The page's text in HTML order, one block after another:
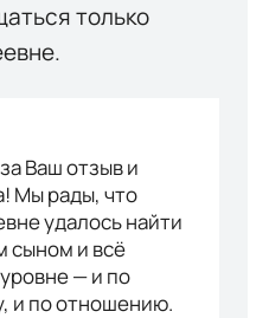
только
Ваш отзыв и
Мы рады, что
удалось найти
сыном и всё
— и по
и по отношению.